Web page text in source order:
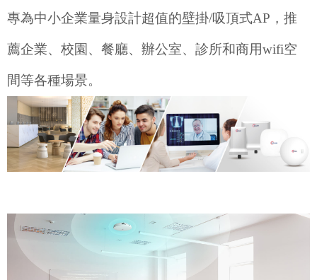
專為中小企業量身設計超值的壁掛/吸頂式AP，推
薦企業、校園、餐廳、辦公室、診所和商用wifi空
間等各種場景。